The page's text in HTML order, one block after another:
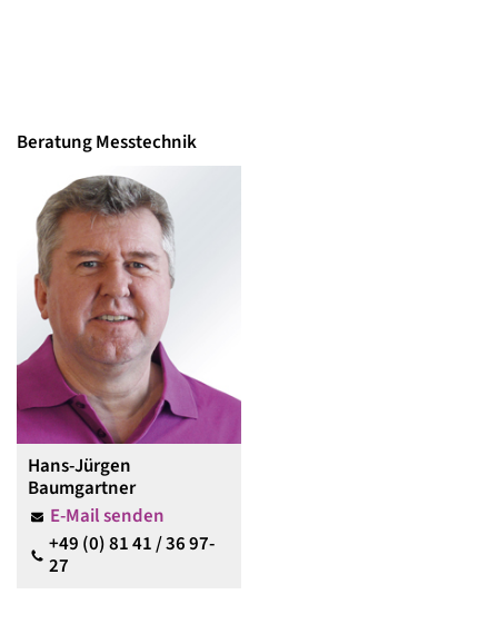
Beratung Messtechnik
Hans-Jürgen
Baumgartner
E-Mail senden
+49 (0) 81 41 / 36 97-
27